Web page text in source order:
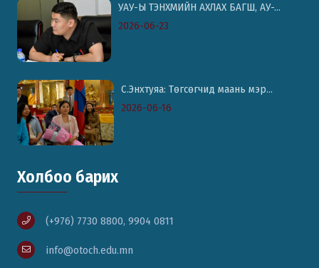
УАУ-Ы ТЭНХМИЙН АХЛАХ БАГШ, АУ-...
2026-06-23
С.Энхтуяа: Төгсөгчид маань мэр...
2026-06-16
Холбоо барих
(+976) 7730 8800, 9904 0811
info@otoch.edu.mn